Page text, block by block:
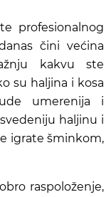
profesionalnog
čini većina
kakvu ste
su haljina i kosa
umerenija i
haljinu i
igrate šminkom,
raspoloženje,